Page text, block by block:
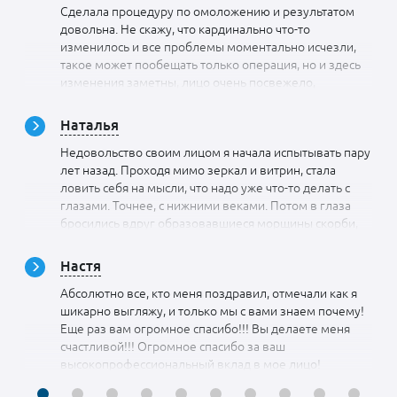
Спасибо за информативный и интересный прием.
Сделала процедуру по омоложению и результатом
довольна. Не скажу, что кардинально что-то
изменилось и все проблемы моментально исчезли,
такое может пообещать только операция, но и здесь
изменения заметны, лицо очень посвежело,
и упругость появилась. Раньше кожа какой-то рыхлой
казалось, теперь такого ощущения нет, мне очень
нравится. Не пожалела, что доверила свое лицо
Ольге Дагиевне. У нее умелые ручки и доскональное
знание косметологии
Наталья
Недовольство своим лицом я начала испытывать пару
лет назад. Проходя мимо зеркал и витрин, стала
ловить себя на мысли, что надо уже что-то делать с
глазами. Точнее, с нижними веками. Потом в глаза
бросились вдруг образовавшиеся морщины скорби,
ходила на консультации к пластическим хирургам, но
почему-то в блефаропластики мне отказывали,
мотивируя тем, что нет жировых грыж. Говорили, что
можно лишь заполнить эту область филлерами. А что-
то более кардинальное с лицом я еще делать не
хотела. С этой мыслью я и нашла косметолога, но зону
подглазий она делать не бралась (и правильно
Настя
Абсолютно все, кто меня поздравил, отмечали как я
шикарно выгляжу, и только мы с вами знаем почему!
Еще раз вам огромное спасибо!!! Вы делаете меня
счастливой!!! Огромное спасибо за ваш
высокопрофессиональный вклад в мое лицо!